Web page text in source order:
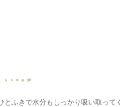
ふきで水分もしっかり吸い取っ